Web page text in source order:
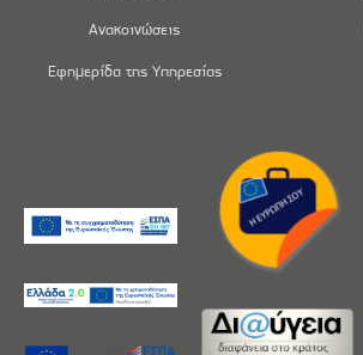
Ανακοινώσεις
Εφημερίδα της Υπηρεσίας